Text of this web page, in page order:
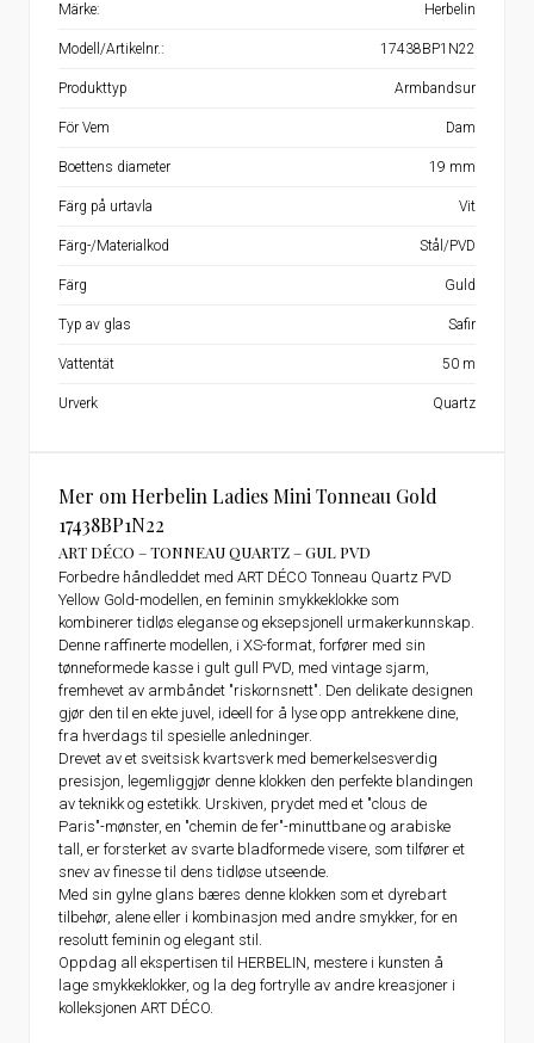
Mer om Herbelin Ladies Mini Tonneau Gold
17438BP1N22
ART DÉCO – TONNEAU QUARTZ – GUL PVD
Forbedre håndleddet med ART DÉCO Tonneau Quartz PVD
Yellow Gold-modellen, en feminin smykkeklokke som
kombinerer tidløs eleganse og eksepsjonell urmakerkunnskap.
Denne raffinerte modellen, i XS-format, forfører med sin
tønneformede kasse i gult gull PVD, med vintage sjarm,
fremhevet av armbåndet "riskornsnett". Den delikate designen
gjør den til en ekte juvel, ideell for å lyse opp antrekkene dine,
fra hverdags til spesielle anledninger.
Drevet av et sveitsisk kvartsverk med bemerkelsesverdig
presisjon, legemliggjør denne klokken den perfekte blandingen
av teknikk og estetikk. Urskiven, prydet med et "clous de
Paris"-mønster, en "chemin de fer"-minuttbane og arabiske
tall, er forsterket av svarte bladformede visere, som tilfører et
snev av finesse til dens tidløse utseende.
Med sin gylne glans bæres denne klokken som et dyrebart
tilbehør, alene eller i kombinasjon med andre smykker, for en
resolutt feminin og elegant stil.
Oppdag all ekspertisen til HERBELIN, mestere i kunsten å
lage smykkeklokker, og la deg fortrylle av andre kreasjoner i
kolleksjonen ART DÉCO.
Märke: Herbelin
Modell/Artikelnr.: 17438BP1N22
Produkttyp Armbandsur
För Vem Dam
Boettens diameter 19 mm
Färg på urtavla Vit
Färg-/Materialkod Stål/PVD
Färg Guld
Typ av glas Safir
Vattentät 50 m
Urverk Quartz